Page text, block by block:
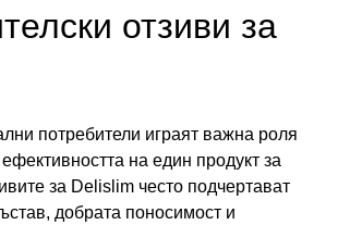
отзиви за
потребители играят важна роля
на един продукт за
за Delislim често подчертават
добрата поносимост и